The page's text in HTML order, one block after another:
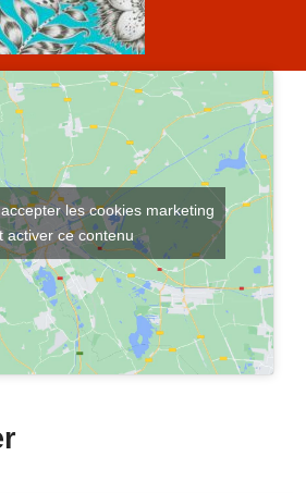
les cookies marketing
activer ce contenu